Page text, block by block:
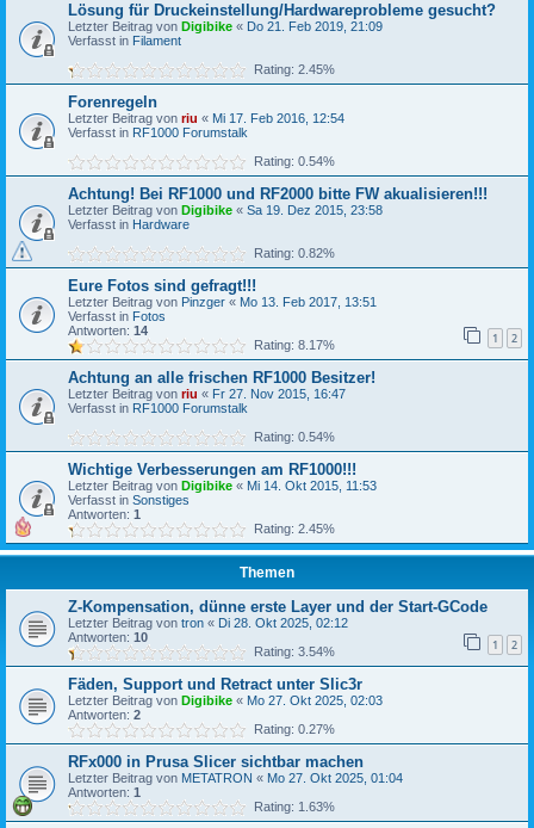
Lösung für Druckeinstellung/Hardwareprobleme gesucht?
Letzter Beitrag von Digibike « Do 21. Feb 2019, 21:09
Verfasst in Filament
Rating: 2.45%
Forenregeln
Letzter Beitrag von riu « Mi 17. Feb 2016, 12:54
Verfasst in RF1000 Forumstalk
Rating: 0.54%
Achtung! Bei RF1000 und RF2000 bitte FW akualisieren!!!
Letzter Beitrag von Digibike « Sa 19. Dez 2015, 23:58
Verfasst in Hardware
Rating: 0.82%
Eure Fotos sind gefragt!!!
Letzter Beitrag von Pinzger « Mo 13. Feb 2017, 13:51
Verfasst in Fotos
Antworten: 14 1 2
Rating: 8.17%
Achtung an alle frischen RF1000 Besitzer!
Letzter Beitrag von riu « Fr 27. Nov 2015, 16:47
Verfasst in RF1000 Forumstalk
Rating: 0.54%
Wichtige Verbesserungen am RF1000!!!
Letzter Beitrag von Digibike « Mi 14. Okt 2015, 11:53
Verfasst in Sonstiges
Antworten: 1
Rating: 2.45%
Themen
Z-Kompensation, dünne erste Layer und der Start-GCode
Letzter Beitrag von tron « Di 28. Okt 2025, 02:12
Antworten: 10 1 2
Rating: 3.54%
Fäden, Support und Retract unter Slic3r
Letzter Beitrag von Digibike « Mo 27. Okt 2025, 02:03
Antworten: 2
Rating: 0.27%
RFx000 in Prusa Slicer sichtbar machen
Letzter Beitrag von METATRON « Mo 27. Okt 2025, 01:04
Antworten: 1
Rating: 1.63%